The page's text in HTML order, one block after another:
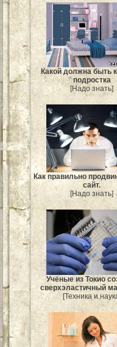
Какой должна быть
подростка
[Надо знать]
Как правильно
сайт.
[Надо знать]
Учёные из Токио
сверхэластичный
[Техника и